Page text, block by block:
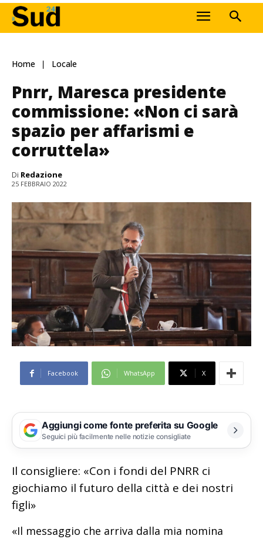
Home Locale
Pnrr, Maresca presidente
commissione: «Non ci sarà
spazio per affarismi e
corruttela»
Di Redazione
25 FEBBRAIO 2022
Facebook WhatsApp X
Aggiungi come fonte preferita su Google
Seguici più facilmente nelle notizie consigliate
Il consigliere: «Con i fondi del PNRR ci
giochiamo il futuro della città e dei nostri
figli»
«Il messaggio che arriva dalla mia nomina